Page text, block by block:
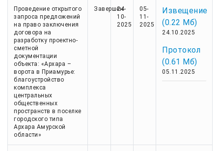
Проведение открытого
запроса предложений
на право заключения
договора на
разработку проектно-
сметной
документации
объекта: «Архара –
ворота в Приамурье:
благоустройство
комплекса
центральных
общественных
пространств в поселке
городского типа
Архара Амурской
области»
Завершен
24-
10-
2025
05-
11-
2025
Извещение
(0.22 Мб)
24.10.2025
Протокол
(0.61 Мб)
05.11.2025